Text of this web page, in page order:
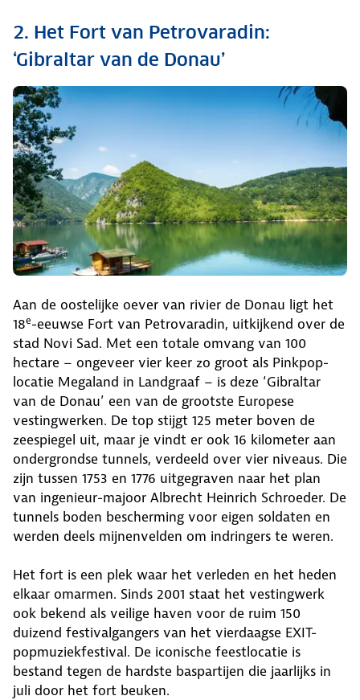
2. Het Fort van Petrovaradin:
‘Gibraltar van de Donau’
Aan de oostelijke oever van rivier de Donau ligt het
18e-eeuwse Fort van Petrovaradin, uitkijkend over de
stad Novi Sad. Met een totale omvang van 100
hectare – ongeveer vier keer zo groot als Pinkpop-
locatie Megaland in Landgraaf – is deze ‘Gibraltar
van de Donau’ een van de grootste Europese
vestingwerken. De top stijgt 125 meter boven de
zeespiegel uit, maar je vindt er ook 16 kilometer aan
ondergrondse tunnels, verdeeld over vier niveaus. Die
zijn tussen 1753 en 1776 uitgegraven naar het plan
van ingenieur-majoor Albrecht Heinrich Schroeder. De
tunnels boden bescherming voor eigen soldaten en
werden deels mijnenvelden om indringers te weren.
Het fort is een plek waar het verleden en het heden
elkaar omarmen. Sinds 2001 staat het vestingwerk
ook bekend als veilige haven voor de ruim 150
duizend festivalgangers van het vierdaagse EXIT-
popmuziekfestival. De iconische feestlocatie is
bestand tegen de hardste baspartijen die jaarlijks in
juli door het fort beuken.